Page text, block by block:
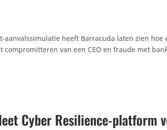
heeft Barracuda laten zien hoe
van een CEO en fraude met
Cyber Resilience-platform